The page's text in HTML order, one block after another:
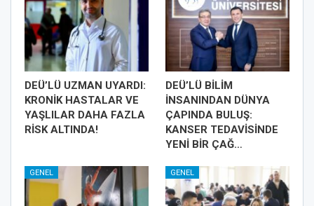
DEÜ’LÜ UZMAN UYARDI:
KRONİK HASTALAR VE
YAŞLILAR DAHA FAZLA
RİSK ALTINDA!
DEÜ’LÜ BİLİM
İNSANINDAN DÜNYA
ÇAPINDA BULUŞ:
KANSER TEDAVİSİNDE
YENİ BİR ÇAĞ…
GENEL GENEL